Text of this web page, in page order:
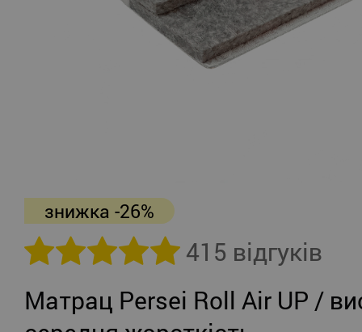
знижка -26%
415 відгуків
Матрац Persei Roll Air UP /